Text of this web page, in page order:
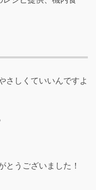
さしくていいんですよ
とうございました！